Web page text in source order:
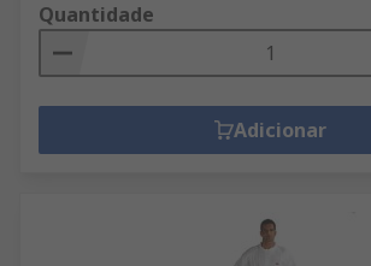
Quantidade
Adicionar